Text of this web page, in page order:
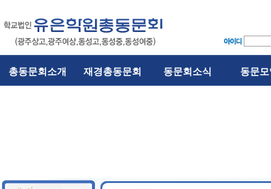
총동문회소개 재경총동문회 동문회소식 동문